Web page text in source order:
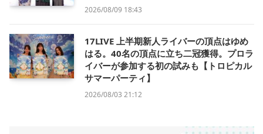
2026/08/09 18:43
17LIVE 上半期新人ライバーの頂点はゆめ
はる。40名の頂点に立ち二冠獲得。プロラ
イバーが参加する初の試みも【トロピカル
サマーパーティ】
2026/08/03 21:12